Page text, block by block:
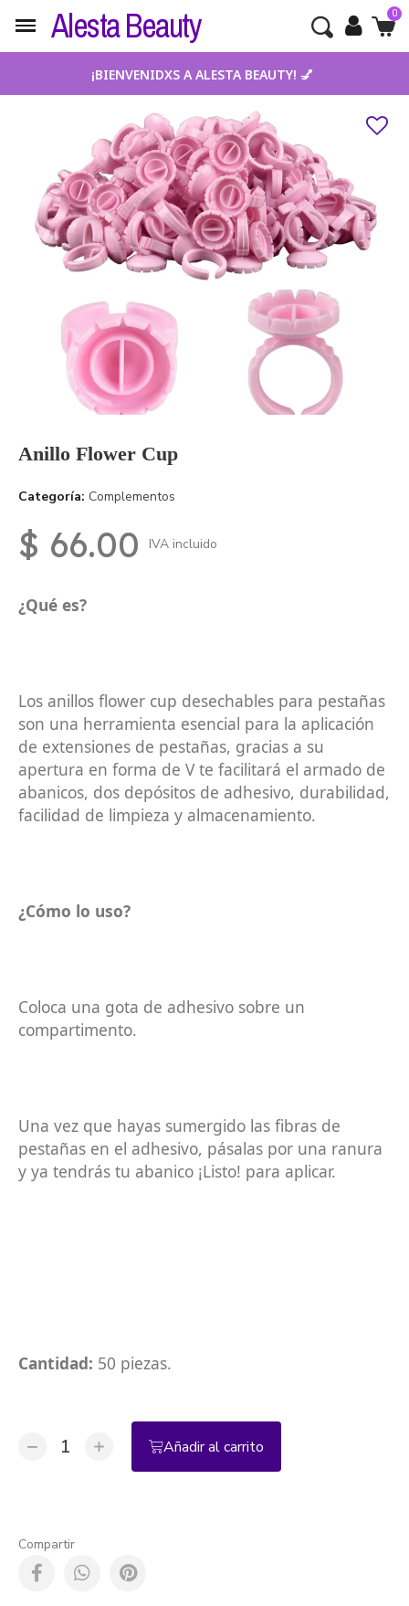
Alesta Beauty
¡BIENVENIDXS A ALESTA BEAUTY! 💅
Anillo Flower Cup
Categoría Complementos
$ 66.00 IVA incluido
¿Qué es?
Los anillos flower cup desechables para pestañas
son una herramienta esencial para la aplicación
de extensiones de pestañas, gracias a su
apertura en forma de V te facilitará el armado de
abanicos, dos depósitos de adhesivo, durabilidad,
facilidad de limpieza y almacenamiento.
¿Cómo lo uso?
Coloca una gota de adhesivo sobre un
compartimento.
Una vez que hayas sumergido las fibras de
pestañas en el adhesivo, pásalas por una ranura
y ya tendrás tu abanico ¡Listo! para aplicar.
Cantidad: 50 piezas.
Añadir al carrito
Compartir